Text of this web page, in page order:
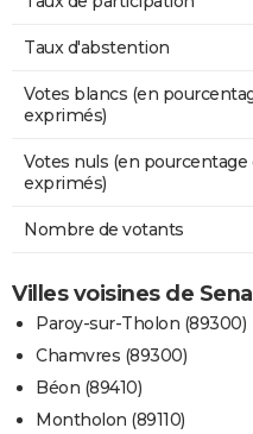
Taux d'abstention
Votes blancs (en
exprimés)
Votes nuls (en pourcentage
exprimés)
Nombre de votants
Villes voisines de
Paroy-sur-Tholon (89300)
Chamvres (89300)
Béon (89410)
Montholon (89110)